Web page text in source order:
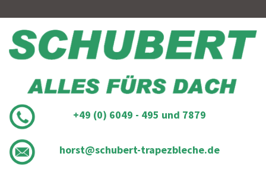
content
+49 (0) 6049 - 495 und 7879
horst@schubert-trapezbleche.de